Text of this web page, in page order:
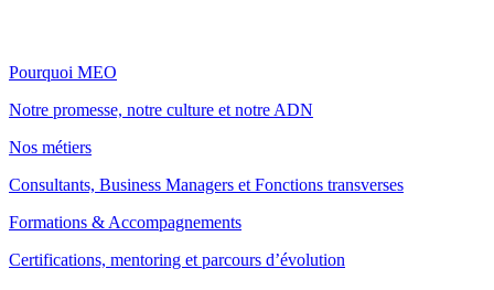
Pourquoi MEO
Notre promesse, notre culture et notre ADN
Nos métiers
Consultants, Business Managers et Fonctions transverses
Formations & Accompagnements
Certifications, mentoring et parcours d’évolution